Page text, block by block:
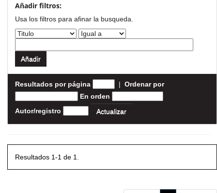
Añadir filtros:
Usa los filtros para afinar la busqueda.
Resultados por página | Ordenar por
En orden
Autor/registro
Resultados 1-1 de 1.